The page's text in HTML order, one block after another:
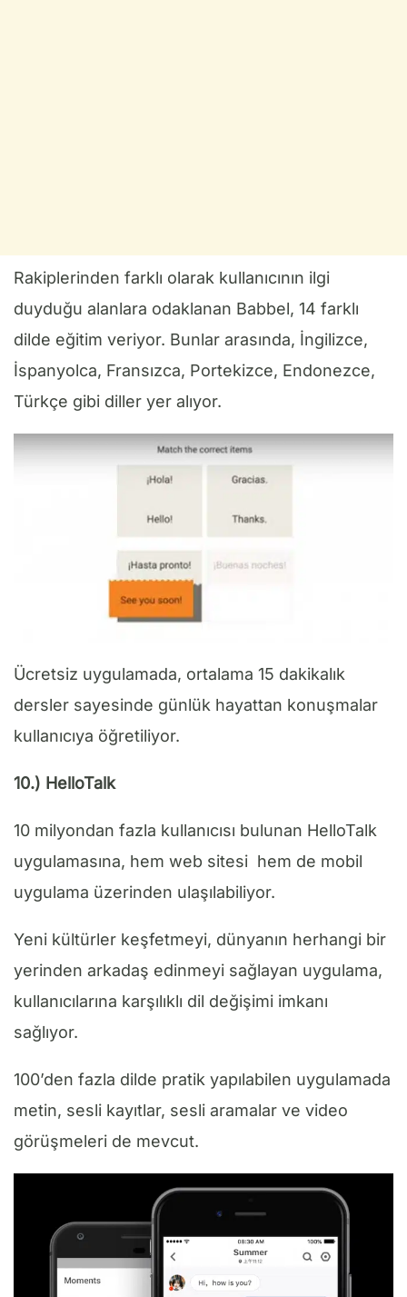
Rakiplerinden farklı olarak kullanıcının ilgi
duyduğu alanlara odaklanan Babbel, 14 farklı
dilde eğitim veriyor. Bunlar arasında, İngilizce,
İspanyolca, Fransızca, Portekizce, Endonezce,
Türkçe gibi diller yer alıyor.
Ücretsiz uygulamada, ortalama 15 dakikalık
dersler sayesinde günlük hayattan konuşmalar
kullanıcıya öğretiliyor.
10.) HelloTalk
10 milyondan fazla kullanıcısı bulunan HelloTalk
uygulamasına, hem web sitesi hem de mobil
uygulama üzerinden ulaşılabiliyor.
Yeni kültürler keşfetmeyi, dünyanın herhangi bir
yerinden arkadaş edinmeyi sağlayan uygulama,
kullanıcılarına karşılıklı dil değişimi imkanı
sağlıyor.
100’den fazla dilde pratik yapılabilen uygulamada
metin, sesli kayıtlar, sesli aramalar ve video
görüşmeleri de mevcut.